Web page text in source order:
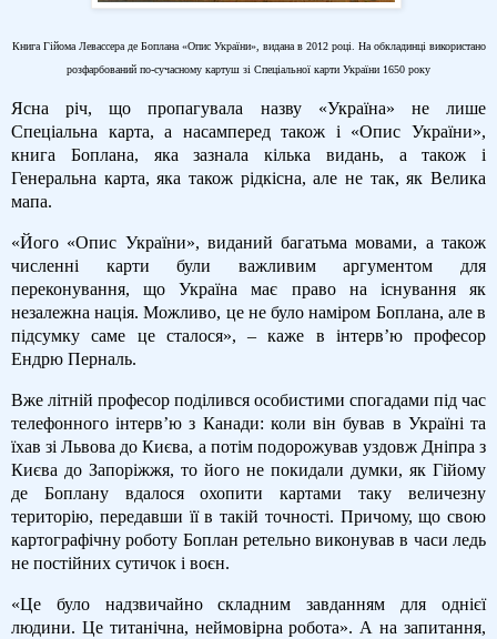
Книга Гійома Левассера де Боплана «Опис України», видана в 2012 році. На обкладинці використано
розфарбований по-сучасному картуш зі Спеціальної карти України 1650 року
Ясна річ, що пропагувала назву «Україна» не лише
Спеціальна карта, а насамперед також і «Опис України»,
книга Боплана, яка зазнала кілька видань, а також і
Генеральна карта, яка також рідкісна, але не так, як Велика
мапа.
«Його «Опис України», виданий багатьма мовами, а також
численні карти були важливим аргументом для
переконування, що Україна має право на існування як
незалежна нація. Можливо, це не було наміром Боплана, але в
підсумку саме це сталося», – каже в інтерв’ю професор
Ендрю Перналь.
Вже літній професор поділився особистими спогадами під час
телефонного інтерв’ю з Канади: коли він бував в Україні та
їхав зі Львова до Києва, а потім подорожував уздовж Дніпра з
Києва до Запоріжжя, то його не покидали думки, як Гійому
де Боплану вдалося охопити картами таку величезну
територію, передавши її в такій точності. Причому, що свою
картографічну роботу Боплан ретельно виконував в часи ледь
не постійних сутичок і воєн.
«Це було надзвичайно складним завданням для однієї
людини. Це титанічна, неймовірна робота». А на запитання,